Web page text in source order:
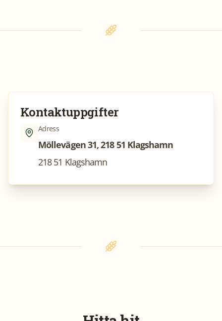
Kontaktuppgifter
Adress
Möllevägen 31, 218 51 Klagshamn
218 51 Klagshamn